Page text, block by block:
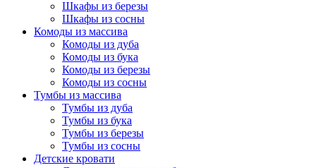
Шкафы из березы
Шкафы из сосны
Комоды из массива
Комоды из дуба
Комоды из бука
Комоды из березы
Комоды из сосны
Тумбы из массива
Тумбы из дуба
Тумбы из бука
Тумбы из березы
Тумбы из сосны
Детские кровати